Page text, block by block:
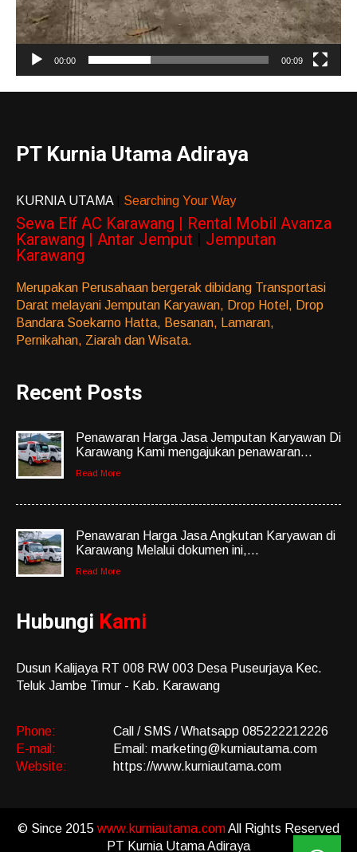
00:00 00:09
PT Kurnia Utama Adiraya
KURNIA UTAMA Searching Your Way
Sewa Elf AC Karawang | Rental Mobil Avanza
Karawang | Antar Jemput
Jemputan
Karawang
Merupakan Perusahaan bergerak dibidang Transportasi
Darat melayani Jemputan Karyawan, Drop Hotel, Drop
Bandara Soekarno Hatta, Besanan, Lamaran,
Pernikahan, Ziarah dan Wisata.
Recent Posts
Penawaran Harga Jasa Jemputan Karyawan Di
Karawang Kami mengajukan penawaran...
Read More
Penawaran Harga Jasa Angkutan Karyawan di
Karawang Melalui dokumen ini,...
Read More
Hubungi Kami
Dusun Kalijaya RT 008 RW 003 Desa Puseurjaya Kec.
Teluk Jambe Timur - Kab. Karawang
Phone:
Call / SMS / Whatsapp 085222212226
E-mail:
Email: marketing@kurniautama.com
Website:
https://www.kurniautama.com
© Since 2015 www.kurniautama.comAll Rights Reserved
PT Kurnia Utama Adiraya